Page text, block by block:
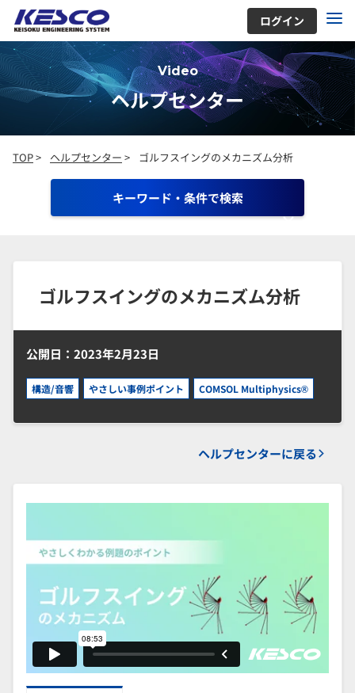
ログイン
Video
ヘルプセンター
TOP> ヘルプセンター > ゴルフスイングのメカニズム分析
キーワード・条件で検索
ゴルフスイングのメカニズム分析
公開日：2023年2月23日
構造/音響 やさしい事例ポイント COMSOL Multiphysics®
ヘルプセンターに戻る